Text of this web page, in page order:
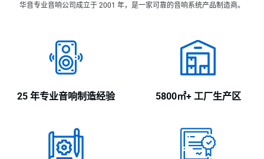
华音专业音响公司成立于 2001 年，是一家可靠的音响系统产品制造商。
25 年专业音响制造经验 5800㎡+ 工厂生产区